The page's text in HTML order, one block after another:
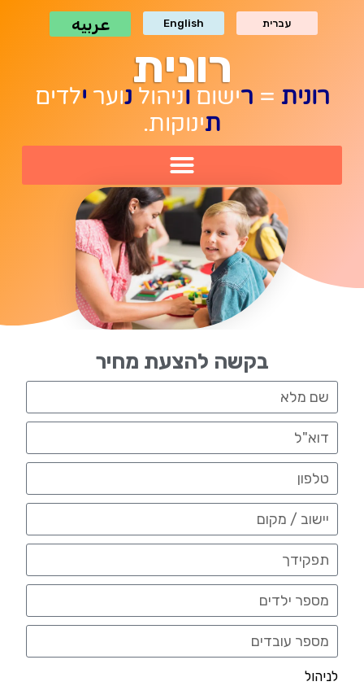
עברית English عربيه
רונית
רונית = רישוםוניהול נוער ילדים
תינוקות.
בקשה להצעת מחיר
לניהול